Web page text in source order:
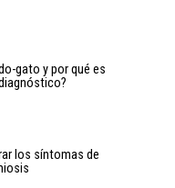
gato y por qué es
los síntomas de